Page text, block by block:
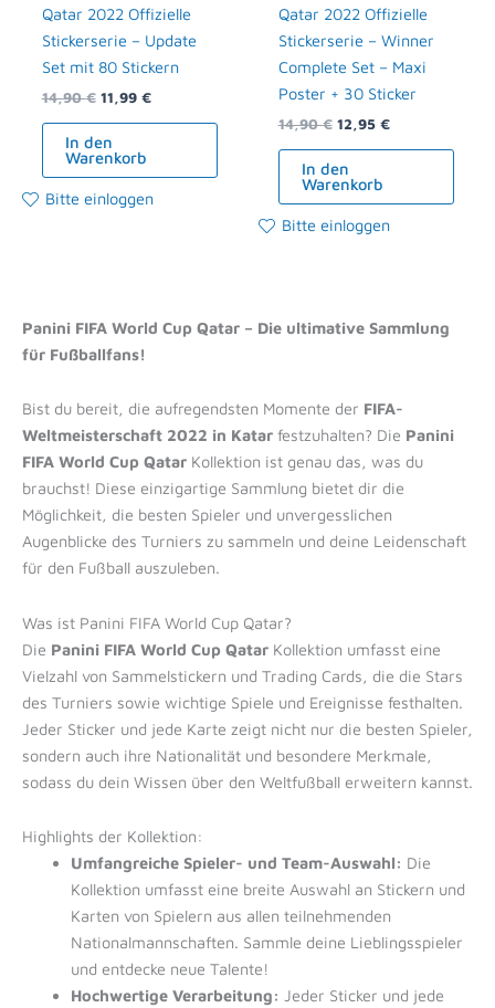
Qatar 2022 Offizielle
Stickerserie – Update
Set mit 80 Stickern
14,90€ 11,99 €
In den
Warenkorb
Bitte einloggen
Qatar 2022 Offizielle
Stickerserie – Winner
Complete Set – Maxi
Poster + 30 Sticker
14,90€ 12,95 €
In den
Warenkorb
Bitte einloggen
Panini FIFA World Cup Qatar – Die ultimative Sammlung
für Fußballfans!
Bist du bereit, die aufregendsten Momente der FIFA-
Weltmeisterschaft 2022 in Katar festzuhalten? Die Panini
FIFA World Cup Qatar Kollektion ist genau das, was du
brauchst! Diese einzigartige Sammlung bietet dir die
Möglichkeit, die besten Spieler und unvergesslichen
Augenblicke des Turniers zu sammeln und deine Leidenschaft
für den Fußball auszuleben.
Was ist Panini FIFA World Cup Qatar?
Die Panini FIFA World Cup Qatar Kollektion umfasst eine
Vielzahl von Sammelstickern und Trading Cards, die die Stars
des Turniers sowie wichtige Spiele und Ereignisse festhalten.
Jeder Sticker und jede Karte zeigt nicht nur die besten Spieler,
sondern auch ihre Nationalität und besondere Merkmale,
sodass du dein Wissen über den Weltfußball erweitern kannst.
Highlights der Kollektion:
Umfangreiche Spieler- und Team-Auswahl: Die
Kollektion umfasst eine breite Auswahl an Stickern und
Karten von Spielern aus allen teilnehmenden
Nationalmannschaften. Sammle deine Lieblingsspieler
und entdecke neue Talente!
Hochwertige Verarbeitung: Jeder Sticker und jede